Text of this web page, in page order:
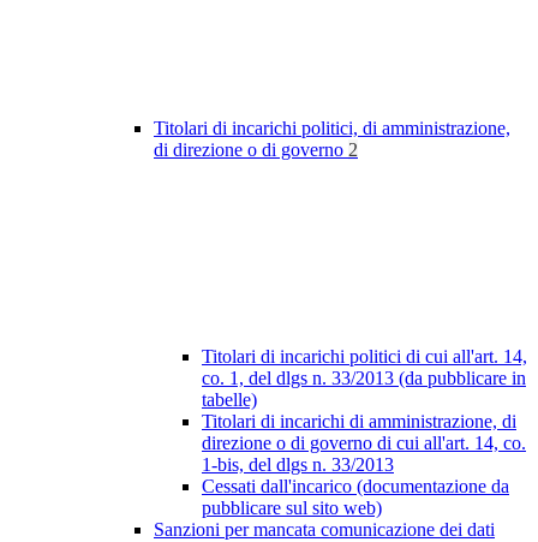
Titolari di incarichi politici, di amministrazione,
di direzione o di governo 2
Titolari di incarichi politici di cui all'art. 14,
co. 1, del dlgs n. 33/2013 (da pubblicare in
tabelle)
Titolari di incarichi di amministrazione, di
direzione o di governo di cui all'art. 14, co.
1-bis, del dlgs n. 33/2013
Cessati dall'incarico (documentazione da
pubblicare sul sito web)
Sanzioni per mancata comunicazione dei dati